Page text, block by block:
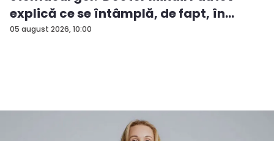
05 august 2026, 10:00
explică ce se întâmplă, de fapt, în
orga...